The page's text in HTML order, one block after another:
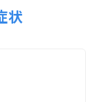
状